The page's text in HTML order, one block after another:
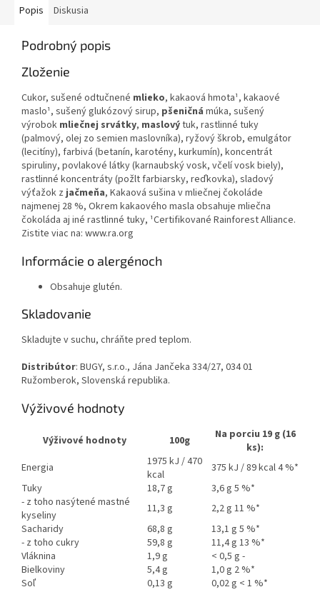
Popis Diskusia
Podrobný popis
Zloženie
Cukor, sušené odtučnené mlieko, kakaová hmota¹, kakaové
maslo¹, sušený glukózový sirup, pšeničná múka, sušený
výrobok mliečnej srvátky, maslovýtuk, rastlinné tuky
(palmový, olej zo semien maslovníka), ryžový škrob, emulgátor
(lecitíny), farbivá (betanín, karotény, kurkumín), koncentrát
spiruliny, povlakové látky (karnaubský vosk, včelí vosk biely),
rastlinné koncentráty (požlt farbiarsky, reďkovka), sladový
výťažok zjačmeňa, Kakaová sušina v mliečnej čokoláde
najmenej 28 %, Okrem kakaového masla obsahuje mliečna
čokoláda aj iné rastlinné tuky, ¹Certifikované Rainforest Alliance.
Zistite viac na: www.ra.org
Informácie o alergénoch
Obsahuje glutén.
Skladovanie
Skladujte v suchu, chráňte pred teplom.
Distribútor: BUGY, s.r.o., Jána Jančeka 334/27, 034 01
Ružomberok, Slovenská republika.
Výživové hodnoty
Výživové hodnoty 100g
Na porciu 19 g (16
ks):
Energia
1975 kJ / 470
kcal
375 kJ / 89 kcal 4 %*
Tuky
18,7 g
3,6 g 5 %*
- z toho nasýtené mastné
kyseliny
11,3 g
2,2 g 11 %*
Sacharidy
68,8 g
13,1 g 5 %*
- z toho cukry
59,8 g
11,4 g 13 %*
Vláknina
1,9 g
< 0,5 g -
Bielkoviny
5,4 g
1,0 g 2 %*
Soľ
0,13 g 0,02 g < 1 %*